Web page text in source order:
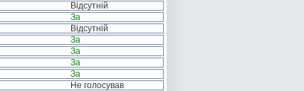
Відсутній
За
Відсутній
За
За
За
За
Не голосував